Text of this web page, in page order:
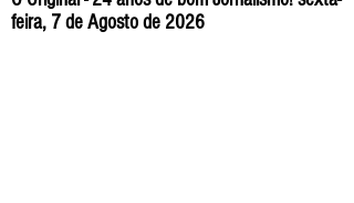
feira, 7 de Agosto de 2026